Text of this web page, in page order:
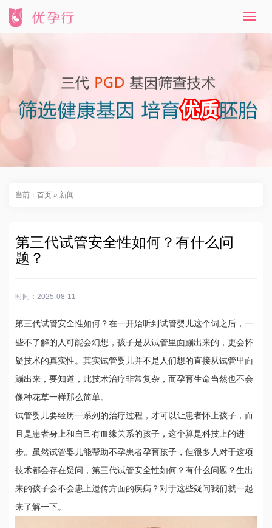
T
v
i
g
当前： 首页 » 新闻
第三代试管安全性如何？有什么问
题？
时间：2025-08-11
第三代试管安全性如何？在一开始听到 试管婴儿这个词之后，一
些不了解的人可能会幻想，孩子是从试管里面蹦出来的，更会怀
疑技术的真实性。其实试管婴儿并不是人们想的直接从试管里面
蹦出来，要知道，此技术治疗非常复杂，而孕育生命当然也不会
像种花草一样那么简单。
试管婴儿要经历一系列的治疗过程，才可以让患者怀上孩子，而
且是患者身上和自己有血缘关系的孩子，这个算是科技上的进
步。虽然试管婴儿能帮助不孕患者孕育孩子，但很多人对于这项
技术都会存在疑问，第三代试管安全性如何？有什么问题？生出
来的孩子会不会患上遗传方面的疾病？对于这些疑问我们就一起
来了解一下。